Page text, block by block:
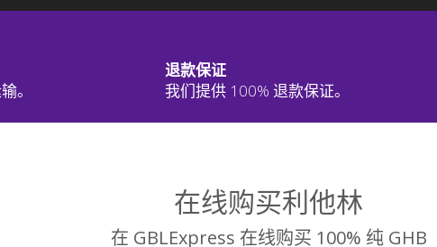
。
退款保证
我们提供 100% 退款保证。
在线购买利他林
在 GBLExpress 在线购买 100% 纯 GHB